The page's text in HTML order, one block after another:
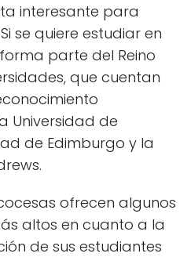
interesante para
se quiere estudiar en
parte del Reino
que cuentan
Universidad de
de Edimburgo y la
ofrecen algunos
altos en cuanto a la
de sus estudiantes